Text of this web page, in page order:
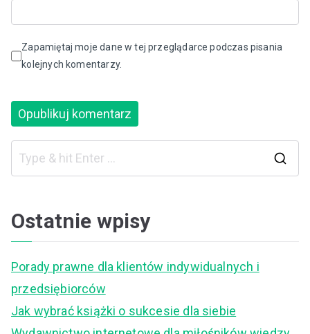
Zapamiętaj moje dane w tej przeglądarce podczas pisania
kolejnych komentarzy.
Ostatnie wpisy
Porady prawne dla klientów indywidualnych i
przedsiębiorców
Jak wybrać książki o sukcesie dla siebie